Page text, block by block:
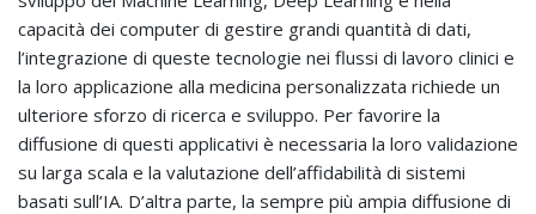
capacità dei computer di gestire grandi quantità di dati,
l’integrazione di queste tecnologie nei flussi di lavoro clinici e
la loro applicazione alla medicina personalizzata richiede un
ulteriore sforzo di ricerca e sviluppo. Per favorire la
diffusione di questi applicativi è necessaria la loro validazione
su larga scala e la valutazione dell’affidabilità di sistemi
basati sull’IA. D’altra parte, la sempre più ampia diffusione di